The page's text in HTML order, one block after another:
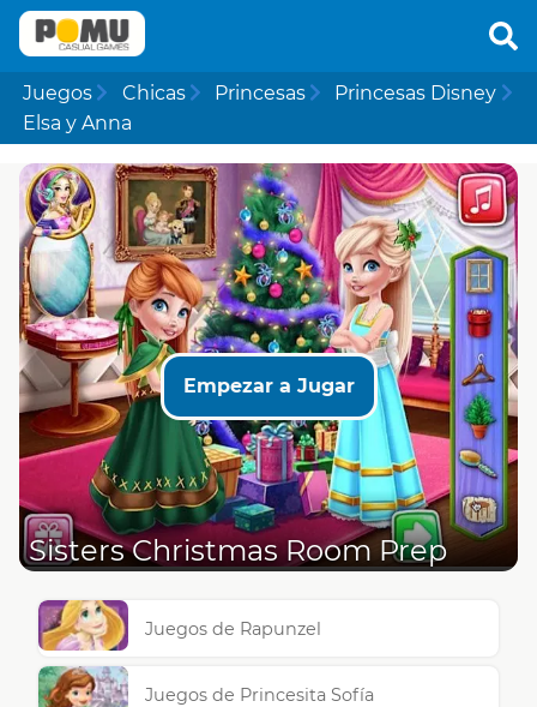
Juegos Chicas Princesas
Princesas Disney
Elsa y Anna
Empezar a Jugar
Sisters Christmas Room Prep
Juegos de Rapunzel
Juegos de Princesita Sofía